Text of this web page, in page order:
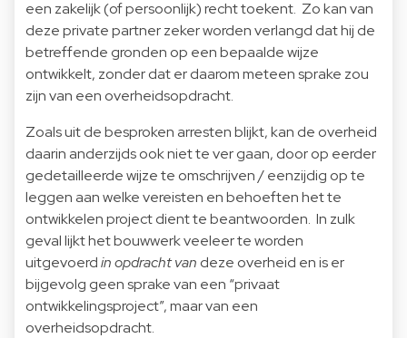
een zakelijk (of persoonlijk) recht toekent. Zo kan van
deze private partner zeker worden verlangd dat hij de
betreffende gronden op een bepaalde wijze
ontwikkelt, zonder dat er daarom meteen sprake zou
zijn van een overheidsopdracht.
Zoals uit de besproken arresten blijkt, kan de overheid
daarin anderzijds ook niet te ver gaan, door op eerder
gedetailleerde wijze te omschrijven / eenzijdig op te
leggen aan welke vereisten en behoeften het te
ontwikkelen project dient te beantwoorden. In zulk
geval lijkt het bouwwerk veeleer te worden
uitgevoerdin opdracht van deze overheid en is er
bijgevolg geen sprake van een “privaat
ontwikkelingsproject”, maar van een
overheidsopdracht.